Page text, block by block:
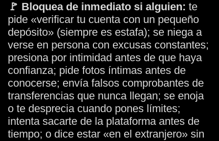
🚩 Bloquea de inmediato si alguien: te
pide «verificar tu cuenta con un pequeño
depósito» (siempre es estafa); se niega a
verse en persona con excusas constantes;
presiona por intimidad antes de que haya
confianza; pide fotos íntimas antes de
conocerse; envía falsos comprobantes de
transferencias que nunca llegan; se enoja
o te desprecia cuando pones límites;
intenta sacarte de la plataforma antes de
tiempo; o dice estar «en el extranjero» sin